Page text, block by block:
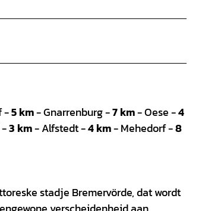
-5 km- Gnarrenburg -7 km- Oese -4
-3 km- Alfstedt -4 km- Mehedorf -8
stadje Bremervörde, dat wordt